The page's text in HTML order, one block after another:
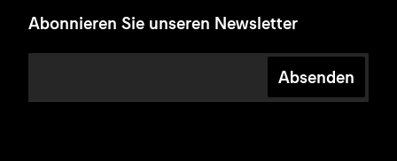
Abonnieren Sie unseren Newsletter
Absenden